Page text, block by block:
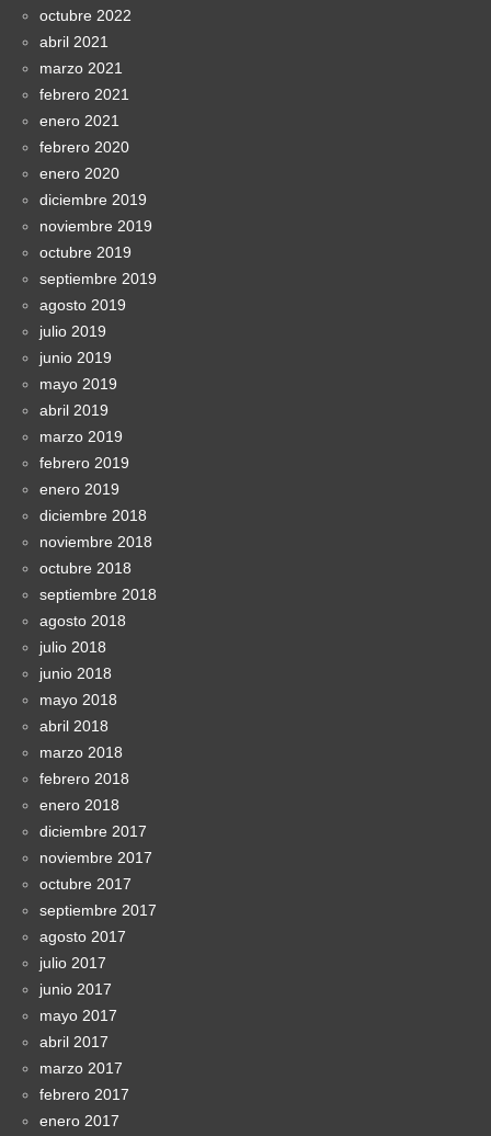
octubre 2022
abril 2021
marzo 2021
febrero 2021
enero 2021
febrero 2020
enero 2020
diciembre 2019
noviembre 2019
octubre 2019
septiembre 2019
agosto 2019
julio 2019
junio 2019
mayo 2019
abril 2019
marzo 2019
febrero 2019
enero 2019
diciembre 2018
noviembre 2018
octubre 2018
septiembre 2018
agosto 2018
julio 2018
junio 2018
mayo 2018
abril 2018
marzo 2018
febrero 2018
enero 2018
diciembre 2017
noviembre 2017
octubre 2017
septiembre 2017
agosto 2017
julio 2017
junio 2017
mayo 2017
abril 2017
marzo 2017
febrero 2017
enero 2017